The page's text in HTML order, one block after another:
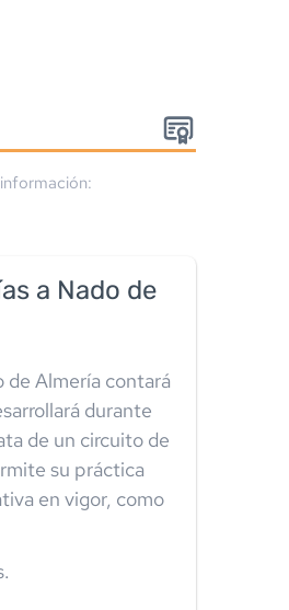
a Nado de
de Almería contará
durante
de un circuito de
su práctica
en vigor, como
.